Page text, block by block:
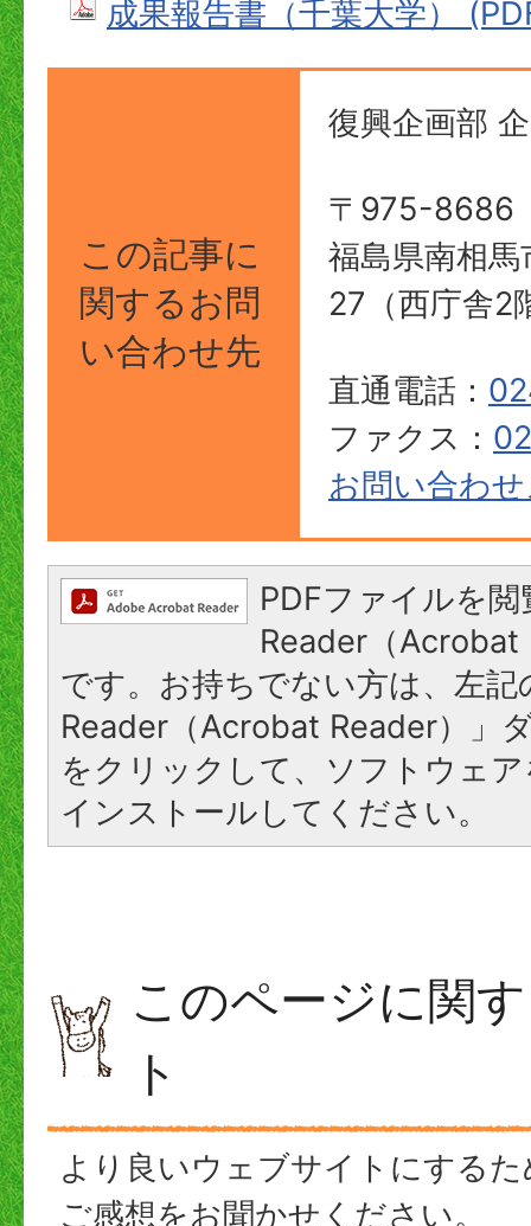
成果報告書（千葉大学）
この記事に
関するお問
い合わせ先
復興企画部
〒975-8686
福島県南相
27（西庁舎2
直通電話：
ファクス：
お問い合わ
PDFファイルを
Reader（Acrobat
です。お持ちでない方は、左
Reader（Acrobat Reader）」
をクリックして、ソフトウェ
インストールしてください。
このページに関
ト
より良いウェブサイトにする
ご感想をお聞かせください。